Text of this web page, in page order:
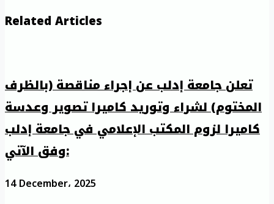
Related Articles
تعلن جامعة إدلب عن إجراء مناقصة (بالظرف
المختوم) لشراء وتوريد كاميرا تصوير وعدسة
كاميرا لزوم المكتب الإعلامي في جامعة إدلب
وفق الآتي:
14 December، 2025